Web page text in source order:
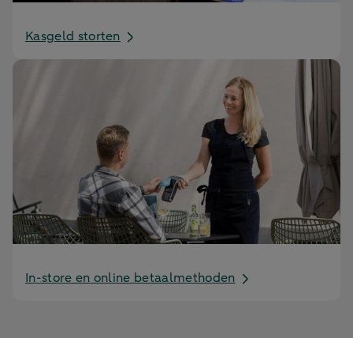
Kasgeld storten
In-store en online betaalmethoden